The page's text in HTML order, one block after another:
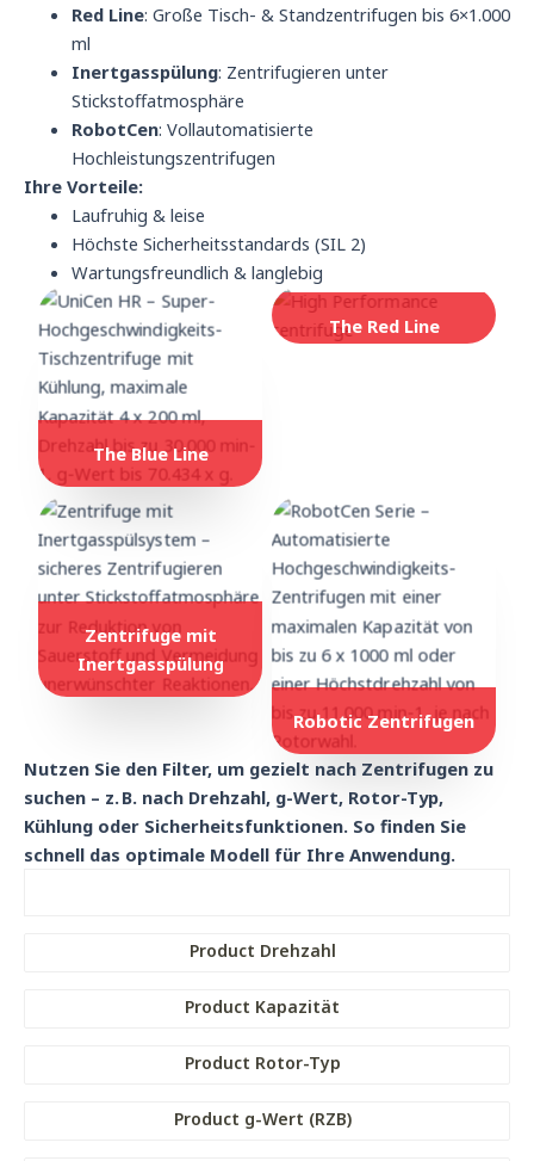
Red Line: Große Tisch- & Standzentrifugen bis 6×1.000
ml
Inertgasspülung: Zentrifugieren unter
Stickstoffatmosphäre
RobotCen: Vollautomatisierte
Hochleistungszentrifugen
Ihre Vorteile:
Laufruhig & leise
Höchste Sicherheitsstandards (SIL 2)
Wartungsfreundlich & langlebig
The Blue Line
The Red Line
Zentrifuge mit
Inertgasspülung
Robotic Zentrifugen
Nutzen Sie den Filter, um gezielt nach Zentrifugen zu
suchen – z. B. nach Drehzahl, g-Wert, Rotor-Typ,
Kühlung oder Sicherheitsfunktionen. So finden Sie
schnell das optimale Modell für Ihre Anwendung.
Product Drehzahl
Product Kapazität
Product Rotor-Typ
Product g-Wert (RZB)